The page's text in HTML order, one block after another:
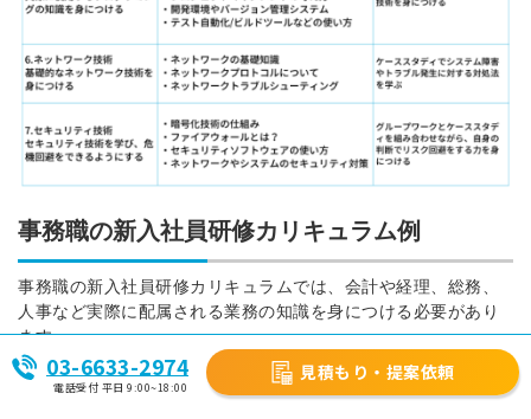
事務職の新入社員研修カリキュラム例
事務職の新入社員研修カリキュラムでは、会計や経理、総務、
人事など実際に配属される業務の知識を身につける必要があり
ます。
さらに顧客対応する場合は応用的な技術を身につける必要があ
ります。
03-6633-2974
電話受付 平日 9:00~18:00
見積もり・提案依頼